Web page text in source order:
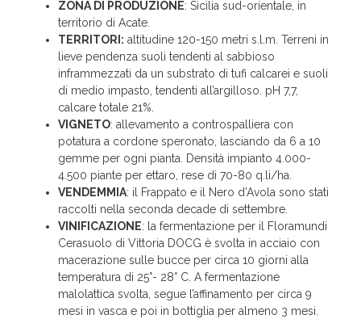
ZONA DI PRODUZIONE: Sicilia sud-orientale, in
territorio di Acate.
TERRITORI: altitudine 120-150 metri s.l.m. Terreni in
lieve pendenza suoli tendenti al sabbioso
inframmezzati da un substrato di tufi calcarei e suoli
di medio impasto, tendenti all’argilloso. pH 7,7,
calcare totale 21%.
VIGNETO: allevamento a controspalliera con
potatura a cordone speronato, lasciando da 6 a 10
gemme per ogni pianta. Densità impianto 4.000-
4.500 piante per ettaro, rese di 70-80 q.li/ha.
VENDEMMIA: il Frappato e il Nero d’Avola sono stati
raccolti nella seconda decade di settembre.
VINIFICAZIONE: la fermentazione per il Floramundi
Cerasuolo di Vittoria DOCG è svolta in acciaio con
macerazione sulle bucce per circa 10 giorni alla
temperatura di 25°- 28° C. A fermentazione
malolattica svolta, segue l’affinamento per circa 9
mesi in vasca e poi in bottiglia per almeno 3 mesi.